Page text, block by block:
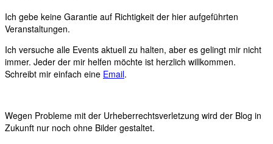
Ich gebe keine Garantie auf Richtigkeit der hier aufgeführten
Veranstaltungen.
Ich versuche alle Events aktuell zu halten, aber es gelingt mir nicht
immer. Jeder der mir helfen möchte ist herzlich willkommen.
Schreibt mir einfach eine Email.
Wegen Probleme mit der Urheberrechtsverletzung wird der Blog in
Zukunft nur noch ohne Bilder gestaltet.